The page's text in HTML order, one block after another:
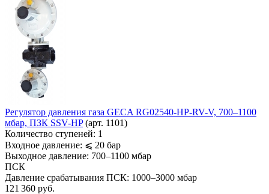
Регулятор давления газа GECA RG02540-HP-RV-V, 700–1100
мбар, ПЗК SSV-HP (арт. 1101)
Количество ступеней: 1
Входное давление: ⩽ 20 бар
Выходное давление: 700–1100 мбар
ПСК
Давление срабатывания ПСК: 1000–3000 мбар
121 360 руб.